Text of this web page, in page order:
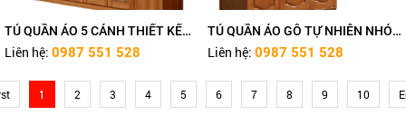
TỦ QUẦN ÁO 5 CÁNH THIẾT KẾ
2021 TN419
Liên hệ: 0987 551 528
TỦ QUẦN ÁO GỖ TỰ NHIÊN NHỎ
GỌN TN418
Liên hệ: 0987 551 528
1 2 3 4 5 6 7 8 9 10